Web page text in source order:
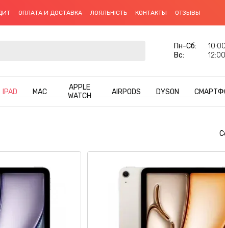
ОПЛАТА И ДОСТАВКА ЛОЯЛЬНІСТЬ КОНТАКТЫ ОТЗЫВЫ
Пн-Сб:
Вс:
IPAD MAC
APPLE
WATCH
AIRPODS DYSON